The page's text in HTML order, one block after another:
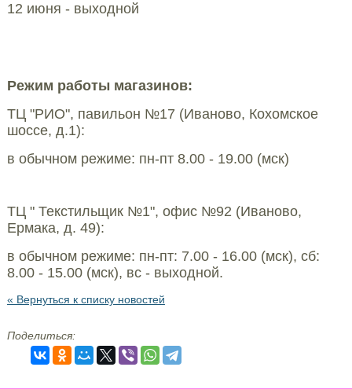
12 июня - выходной
Режим работы магазинов:
ТЦ "РИО", павильон №17 (Иваново, Кохомское
шоссе, д.1):
в обычном режиме: пн-пт 8.00 - 19.00 (мск)
ТЦ " Текстильщик №1", офис №92 (Иваново,
Ермака, д. 49):
в обычном режиме: пн-пт: 7.00 - 16.00 (мск), сб:
8.00 - 15.00 (мск), вс - выходной.
« Вернуться к списку новостей
Поделиться: